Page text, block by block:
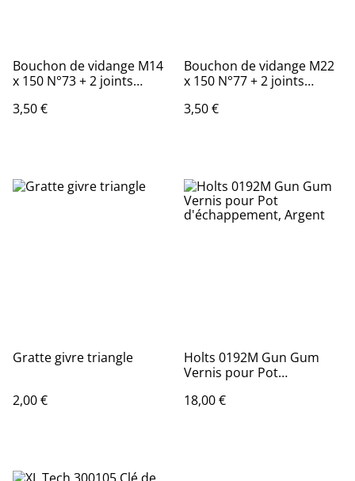
Bouchon de vidange M14
x 150 N°73 + 2 joints
mm pour carter d'huile
3,50 €
Bouchon de vidange M22
x 150 N°77 + 2 joints
diamètre 22mm, pour
3,50 €
Gratte givre triangle
2,00 €
Holts 0192M Gun Gum
Vernis pour Pot
18,00 €